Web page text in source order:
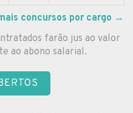
concursos por cargo →
farão jus ao valor
ao abono salarial.